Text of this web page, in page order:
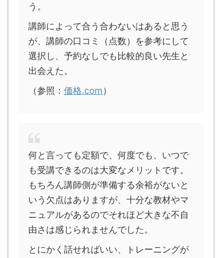
う。
講師によって合う合わないはあると思う
が、講師の口コミ（点数）を参考にして
選択し、予約なしでも比較的良い先生と
出会えた。
（参照： 価格.com）
何と言っても定額で、何度でも、いつで
も受講できるのは大変なメリットです。
もちろん講師側が準備する余裕がないと
いう欠点はありますが、十分な教材やマ
ニュアルがあるのでそれほど大きな不自
由さは感じられませんでした。
とにかく話せればいい、トレーニングが